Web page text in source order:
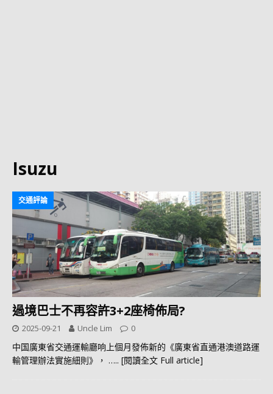
Isuzu
交通評論
過境巴士不再容許3+2座椅佈局?
2025-09-21 Uncle Lim 0
中国廣東省交通運輸廳响上個月發佈新的《廣東省直通港澳道路運
輸管理辦法實施細則》， ….. [閱讀全文 Full article]